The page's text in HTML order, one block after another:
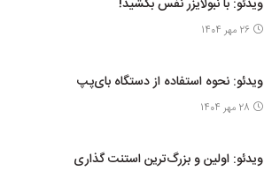
ویدئو: با نبولایزر نفس بکشید!
26 مهر 1404
ویدئو: نحوه استفاده از دستگاه بای‌پپ
28 مهر 1404
ویدئو: اولین و بزرگ‌ترین استنت گذاری